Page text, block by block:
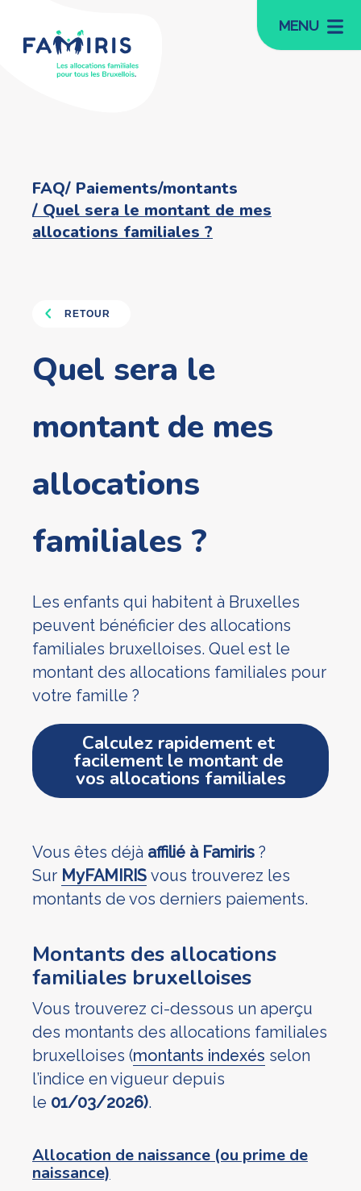
MENU
FAQ Paiements/montants
Quel sera le montant de mes
allocations familiales ?
RETOUR
Quel sera le
montant de mes
allocations
familiales ?
Les enfants qui habitent à Bruxelles
peuvent bénéficier des allocations
familiales bruxelloises. Quel est le
montant des allocations familiales pour
votre famille ?
Calculez rapidement et
facilement le montant de
vos allocations familiales
Vous êtes déjà affilié à Famiris ?
Sur MyFAMIRIS vous trouverez les
montants de vos derniers paiements.
Montants des allocations
familiales bruxelloises
Vous trouverez ci-dessous un aperçu
des montants des allocations familiales
bruxelloises (montants indexés selon
l’indice en vigueur depuis
le 01/03/2026).
Allocation de naissance (ou prime de
naissance)